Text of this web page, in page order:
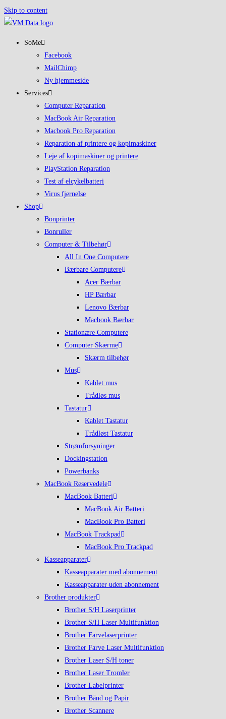
Skip to content
SoMe
Facebook
MailChimp
Ny hjemmeside
Services
Computer Reparation
MacBook Air Reparation
Macbook Pro Reparation
Reparation af printere og kopimaskiner
Leje af kopimaskiner og printere
PlayStation Reparation
Test af elcykelbatteri
Virus fjernelse
Shop
Bonprinter
Bonruller
Computer & Tilbehør
All In One Computere
Bærbare Computere
Acer Bærbar
HP Bærbar
Lenovo Bærbar
Macbook Bærbar
Stationære Computere
Computer Skærme
Skærm tilbehør
Mus
Kablet mus
Trådløs mus
Tastatur
Kablet Tastatur
Trådløst Tastatur
Strømforsyninger
Dockingstation
Powerbanks
MacBook Reservedele
MacBook Batteri
MacBook Air Batteri
MacBook Pro Batteri
MacBook Trackpad
MacBook Pro Trackpad
Kasseapparater
Kasseapparater med abonnement
Kasseapparater uden abonnement
Brother produkter
Brother S/H Laserprinter
Brother S/H Laser Multifunktion
Brother Farvelaserprinter
Brother Farve Laser Multifunktion
Brother Laser S/H toner
Brother Laser Tromler
Brother Labelprinter
Brother Bånd og Papir
Brother Scannere